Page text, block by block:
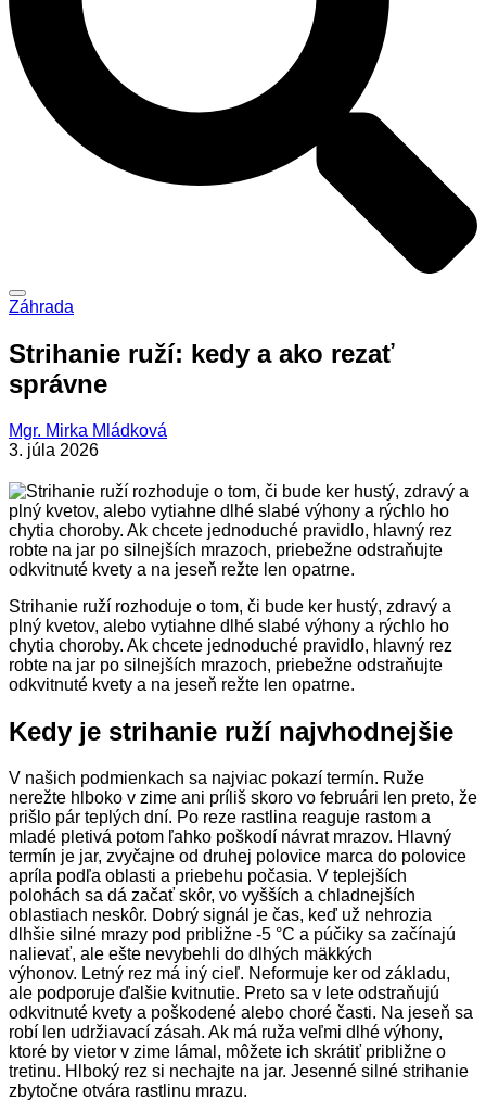
Záhrada
Strihanie ruží: kedy a ako rezať
správne
Mgr. Mirka Mládková
3. júla 2026
Strihanie ruží rozhoduje o tom, či bude ker hustý, zdravý a
plný kvetov, alebo vytiahne dlhé slabé výhony a rýchlo ho
chytia choroby. Ak chcete jednoduché pravidlo, hlavný rez
robte na jar po silnejších mrazoch, priebežne odstraňujte
odkvitnuté kvety a na jeseň režte len opatrne.
Kedy je strihanie ruží najvhodnejšie
V našich podmienkach sa najviac pokazí termín. Ruže
nerežte hlboko v zime ani príliš skoro vo februári len preto, že
prišlo pár teplých dní. Po reze rastlina reaguje rastom a
mladé pletivá potom ľahko poškodí návrat mrazov. Hlavný
termín je jar, zvyčajne od druhej polovice marca do polovice
apríla podľa oblasti a priebehu počasia. V teplejších
polohách sa dá začať skôr, vo vyšších a chladnejších
oblastiach neskôr. Dobrý signál je čas, keď už nehrozia
dlhšie silné mrazy pod približne -5 °C a púčiky sa začínajú
nalievať, ale ešte nevybehli do dlhých mäkkých
výhonov. Letný rez má iný cieľ. Neformuje ker od základu,
ale podporuje ďalšie kvitnutie. Preto sa v lete odstraňujú
odkvitnuté kvety a poškodené alebo choré časti. Na jeseň sa
robí len udržiavací zásah. Ak má ruža veľmi dlhé výhony,
ktoré by vietor v zime lámal, môžete ich skrátiť približne o
tretinu. Hlboký rez si nechajte na jar. Jesenné silné strihanie
zbytočne otvára rastlinu mrazu.